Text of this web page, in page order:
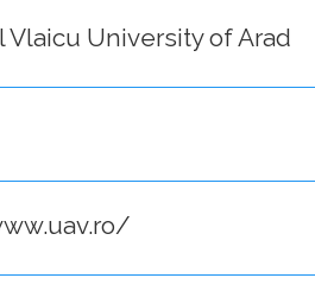
Vlaicu University of Arad